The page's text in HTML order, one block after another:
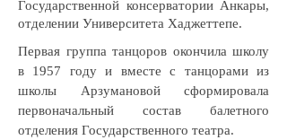
Государственной консерватории Анкары,
отделении Университета Хаджеттепе.
Первая группа танцоров окончила школу
в 1957 году и вместе с танцорами из
школы Арзумановой сформировала
первоначальный состав балетного
отделения Государственного театра.